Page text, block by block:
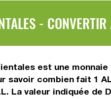
-
est une
combien fait 1
La valeur indiquée de